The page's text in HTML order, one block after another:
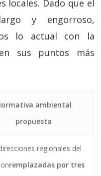
locales. Dado que el
y engorroso,
lo actual con la
sus puntos más
ambiental
propuesta
regionales del
remplazadas por tres